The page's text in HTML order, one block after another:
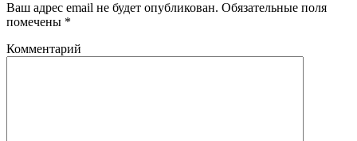
Ваш адрес email не будет опубликован. Обязательные поля
помечены *
Комментарий